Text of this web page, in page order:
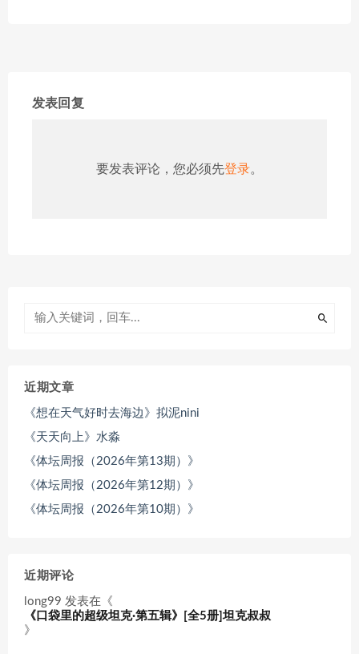
发表回复
要发表评论，您必须先登录。
近期文章
《想在天气好时去海边》拟泥nini
《天天向上》水淼
《体坛周报（2026年第13期）》
《体坛周报（2026年第12期）》
《体坛周报（2026年第10期）》
近期评论
long99 发表在《
《口袋里的超级坦克·第五辑》[全5册]坦克叔叔
》